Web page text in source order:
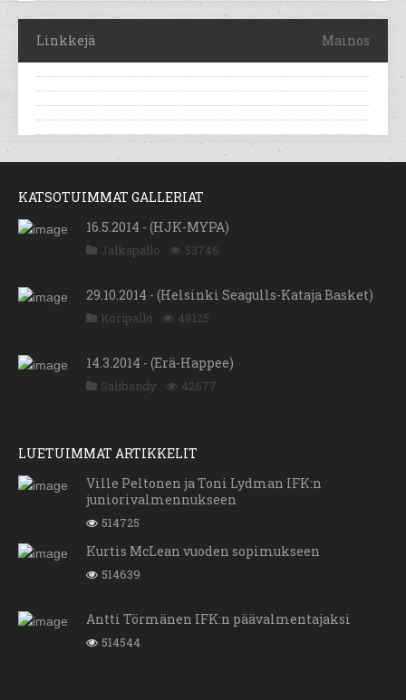
Linkkejä Mainos
KATSOTUIMMAT GALLERIAT
16.5.2014 - (HJK-MYPA)
Jalkapallo 53746
29.10.2014 - (Helsinki Seagulls-Kataja Basket)
Koripallo 48125
14.3.2014 - (Erä-Happee)
Salibandy 42677
LUETUIMMAT ARTIKKELIT
Ville Peltonen ja Toni Lydman IFK:n
juniorivalmennukseen
514725
Kurtis McLean vuoden sopimukseen
514639
Antti Törmänen IFK:n päävalmentajaksi
514544